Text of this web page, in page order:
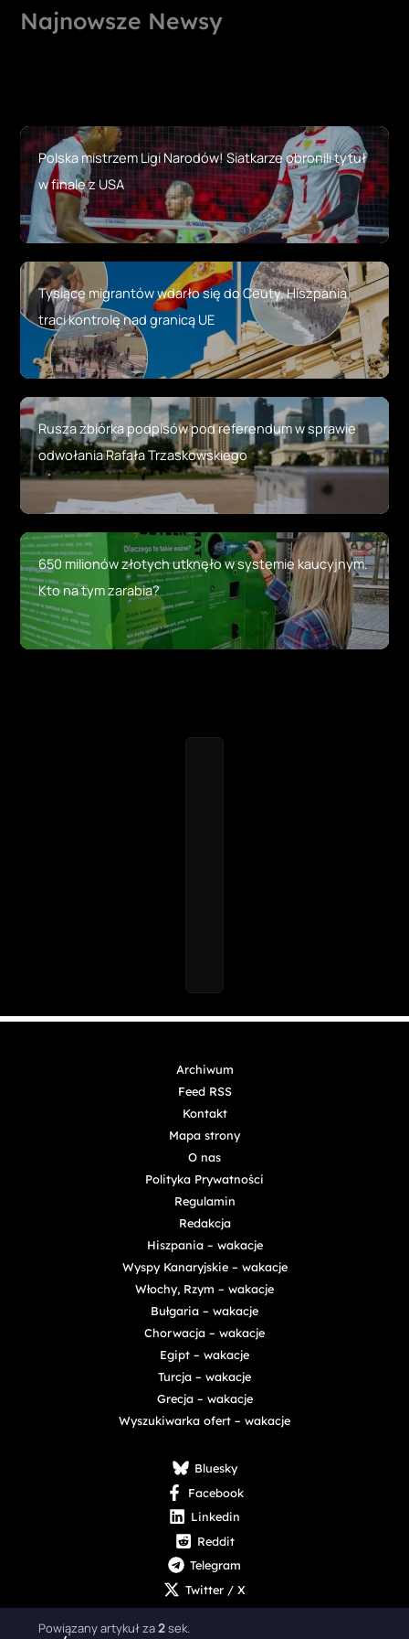
Najnowsze Newsy
Polska mistrzem Ligi Narodów! Siatkarze obronili tytuł
w finale z USA
Tysiące migrantów wdarło się do Ceuty. Hiszpania
traci kontrolę nad granicą UE
Rusza zbiórka podpisów pod referendum w sprawie
odwołania Rafała Trzaskowskiego
650 milionów złotych utknęło w systemie kaucyjnym.
Kto na tym zarabia?
Archiwum
Feed RSS
Kontakt
Mapa strony
O nas
Polityka Prywatności
Regulamin
Redakcja
Hiszpania – wakacje
Wyspy Kanaryjskie – wakacje
Włochy, Rzym – wakacje
Bułgaria – wakacje
Chorwacja – wakacje
Egipt – wakacje
Turcja – wakacje
Grecja – wakacje
Wyszukiwarka ofert – wakacje
Bluesky
Facebook
Linkedin
Reddit
Telegram
Twitter / X
Powiązany artykuł za1sek.